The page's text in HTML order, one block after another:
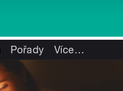
Pořady Více…